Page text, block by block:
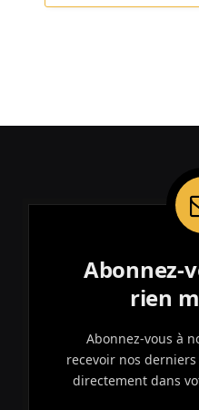
Abonnez-
rien
Abonnez-vous à
recevoir nos
directement dans